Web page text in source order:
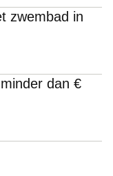
zwembad in
dan €